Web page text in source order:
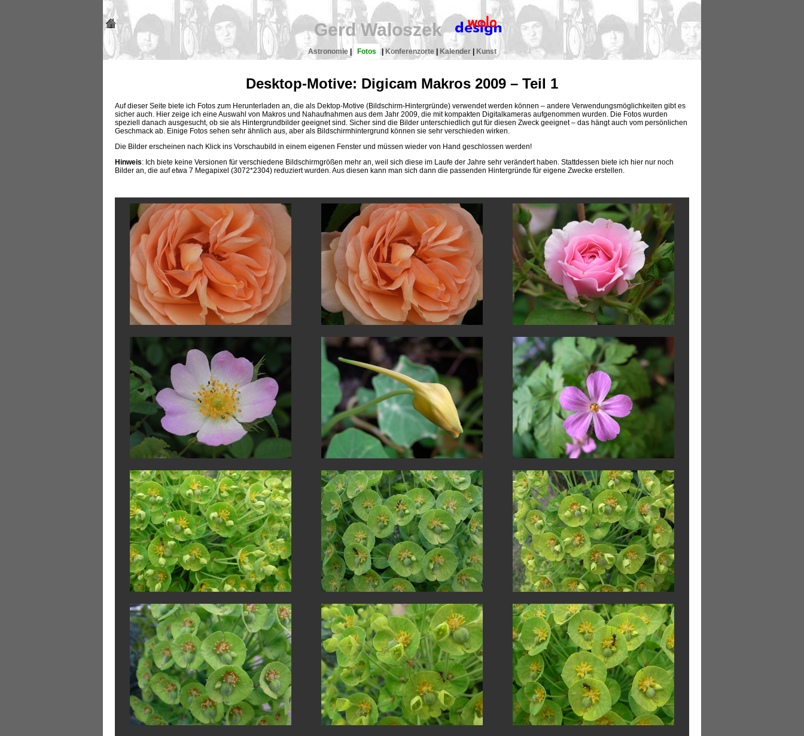
Gerd Waloszek
Astronomie| Fotos | Konferenzorte| Kalender| Kunst
Desktop-Motive: Digicam Makros 2009 – Teil 1
Auf dieser Seite biete ich Fotos zum Herunterladen an, die als Dektop-Motive (Bildschirm-Hintergründe) verwendet werden können – andere Verwendungsmöglichkeiten gibt es
sicher auch. Hier zeige ich eine Auswahl von Makros und Nahaufnahmen aus dem Jahr 2009, die mit kompakten Digitalkameras aufgenommen wurden. Die Fotos wurden
speziell danach ausgesucht, ob sie als Hintergrundbilder geeignet sind. Sicher sind die Bilder unterschiedlich gut für diesen Zweck geeignet – das hängt auch vom persönlichen
Geschmack ab. Einige Fotos sehen sehr ähnlich aus, aber als Bildschirmhintergrund können sie sehr verschieden wirken.
Die Bilder erscheinen nach Klick ins Vorschaubild in einem eigenen Fenster und müssen wieder von Hand geschlossen werden!
Hinweis: Ich biete keine Versionen für verschiedene Bildschirmgrößen mehr an, weil sich diese im Laufe der Jahre sehr verändert haben. Stattdessen biete ich hier nur noch
Bilder an, die auf etwa 7 Megapixel (3072*2304) reduziert wurden. Aus diesen kann man sich dann die passenden Hintergründe für eigene Zwecke erstellen.